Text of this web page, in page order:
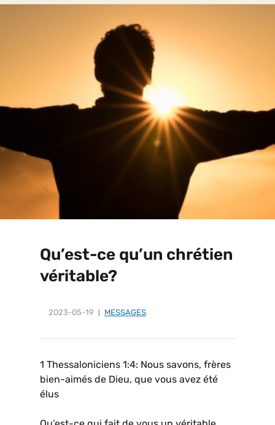
Qu’est-ce qu’un chrétien
véritable?
2023-05-19 MESSAGES
1 Thessaloniciens 1:4: Nous savons, frères
bien-aimés de Dieu, que vous avez été
élus